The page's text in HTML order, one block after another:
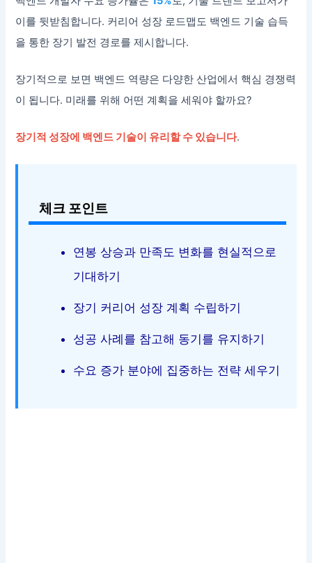
이를 뒷받침합니다. 커리어 성장 로드맵도 백엔드 기술 습득
을 통한 장기 발전 경로를 제시합니다.
장기적으로 보면 백엔드 역량은 다양한 산업에서 핵심 경쟁력
이 됩니다. 미래를 위해 어떤 계획을 세워야 할까요?
장기적 성장에 백엔드 기술이 유리할 수 있습니다.
체크 포인트
연봉 상승과 만족도 변화를 현실적으로
기대하기
장기 커리어 성장 계획 수립하기
성공 사례를 참고해 동기를 유지하기
수요 증가 분야에 집중하는 전략 세우기